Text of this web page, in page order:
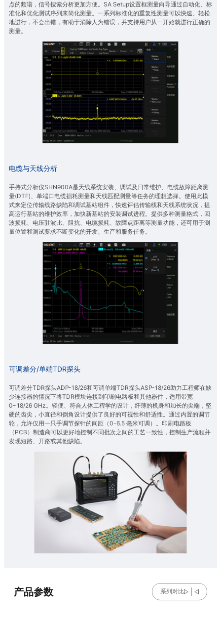
点的频谱，信号搜索分析更加方便。SA Setup设置框测量向导通过自动化、标
准化和优化测试序列来简化测量。一系列标准化的重复性测量可以快速、轻松
地进行，不会出错，有助于消除人为错误，并支持用户从一开始就进行正确的
测量。
电缆与天线分析
手持式分析仪SHN900A是天线系统安装、调试及日常维护、电缆故障距离测
量(DTF)、单端口电缆损耗测量和天线匹配测量等任务的理想选择。使用此模
式来定位传输线路缺陷和调试基站组件，快速评估传输线和天线系统状况，提
高运行基站的维护效率，加快新基站的安装调试进程。提供多种测量格式，回
波损耗、电压驻波比、阻抗、电缆损耗、故障点距离等测量功能，还可用于测
量位置和测试要求不断变化的开发、生产和服务任务。
可调差分/单端TDR探头
可调差分TDR探头ADP-18/26和可调单端TDR探头ASP-18/26助力工程师在缺
少连接器的情况下将TDR模块连接到印刷电路板和其他器件，适用带宽
0~18/26 GHz。轻便、符合人体工程学的设计，纤薄的机身和加长的尖端，坚
硬的齿尖，小直径和倒角设计提供了良好的可视性和舒适性。通过内置的调节
轮，允许仅用一只手调节探针的间距（0-6.5 毫米可调）。印刷电路板
（PCB）制造商可以更好地控制不同批次之间的工艺一致性，控制生产流程并
发现短路、开路或其他缺陷。
产品参数 系列对比